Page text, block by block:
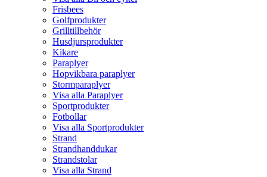
Frisbees
Golfprodukter
Grilltillbehör
Husdjursprodukter
Kikare
Paraplyer
Hopvikbara paraplyer
Stormparaplyer
Visa alla Paraplyer
Sportprodukter
Fotbollar
Visa alla Sportprodukter
Strand
Strandhanddukar
Strandstolar
Visa alla Strand